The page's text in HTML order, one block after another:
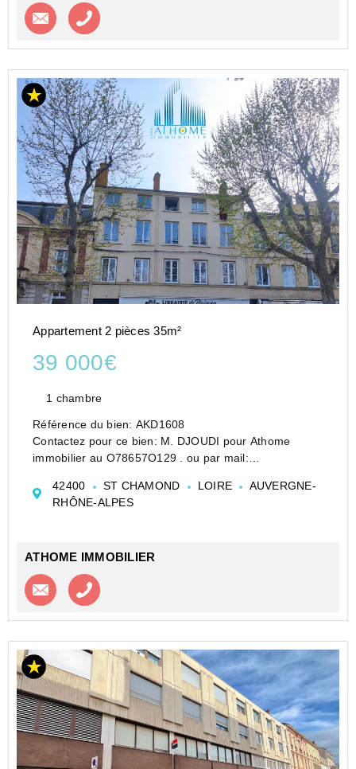
Contacter l'agence
Appartement 2 pièces 35m²
39 000€
1 chambre
Référence du bien: AKD1608
Contactez pour ce bien: M. DJOUDI pour Athome
immobilier au O78657O129 . ou par mail:
Investissement locatif à petit Budget avec une
rentabilité brut de 12.4 %. L'appartement est loué 405
42400 ST CHAMOND LOIRE
AUVERGNE-
RHÔNE-ALPES
ATHOME IMMOBILIER
Contacter l'agence